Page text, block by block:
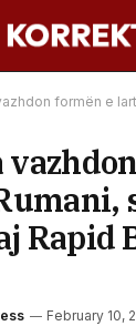
formën e lartë në Rumani,
Rapid
February 10,